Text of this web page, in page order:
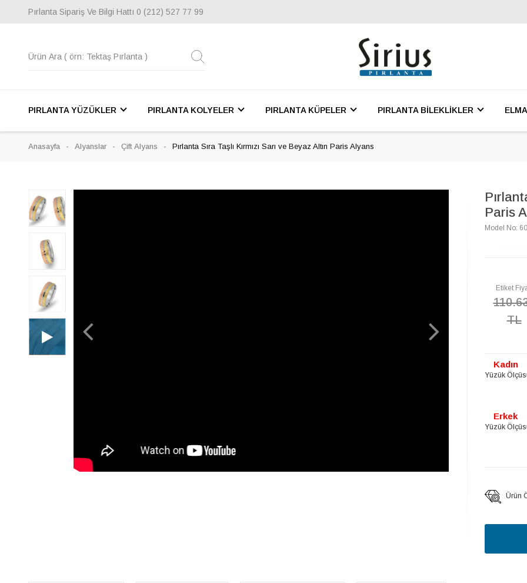
Pırlanta Sipariş Ve Bilgi Hattı 0 (212) 527 77 99
PIRLANTA YÜZÜKLER PIRLANTA KOLYELER PIRLANTA KÜPELER PIRLANTA BİLEKLİKLER
Anasayfa Alyanslar Çift Alyans Pırlanta Sıra Taşlı Kırmızı Sarı ve Beyaz Altın Paris Alyans
Paris
Model No:
Etiket
TL
Yüzük
Kadın
Yüzük
Erkek
Ürün